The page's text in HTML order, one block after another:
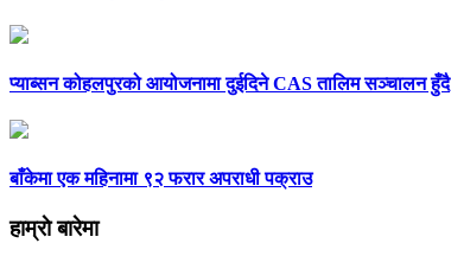
प्याब्सन कोहलपुरको आयोजनामा दुईदिने CAS तालिम सञ्चालन हुँदै
बाँकेमा एक महिनामा ९२ फरार अपराधी पक्राउ
हाम्राे बारेमा